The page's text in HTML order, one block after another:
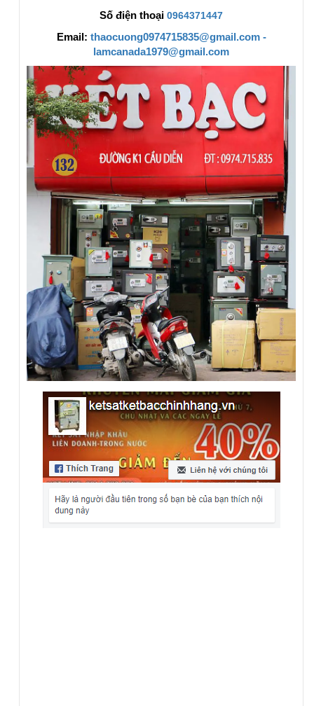
Số điện thoại 0964371447
Email: thaocuong0974715835@gmail.com -
lamcanada1979@gmail.com